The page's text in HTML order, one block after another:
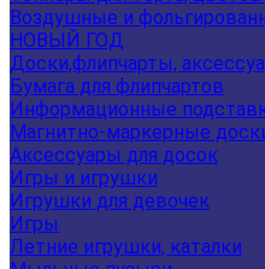
Воздушные и
НОВЫЙ ГОД
Доски,флипчарты,
Бумага для флипчартов
Информационные
Магнитно-маркерные
Аксессуары для досок
Игры и игрушки
Игрушки для девочек
Игры
Летние игрушки, каталки